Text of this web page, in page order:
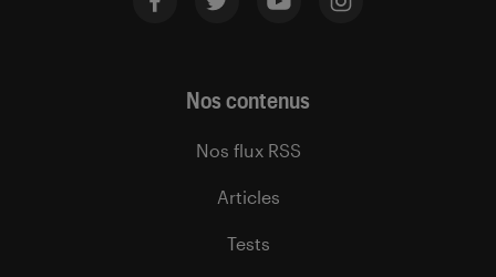
Nos contenus
Nos flux RSS
Articles
Tests